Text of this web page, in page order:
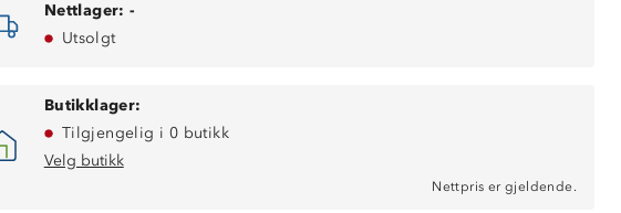
Nettlager: -
Utsolgt
Butikklager:
Tilgjengelig i 0 butikk
Velg butikk
Nettpris er gjeldende.